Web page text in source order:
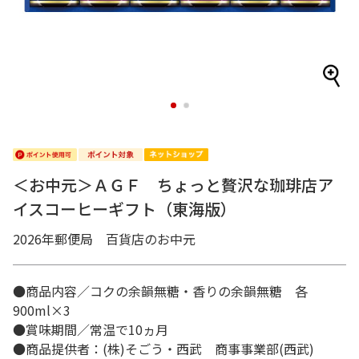
1 2
＜お中元＞ＡＧＦ ちょっと贅沢な珈琲店ア
イスコーヒーギフト（東海版）
2026年郵便局 百貨店のお中元
●商品内容／コクの余韻無糖・香りの余韻無糖 各
900ml×3
●賞味期間／常温で10ヵ月
●商品提供者：(株)そごう・西武 商事事業部(西武)